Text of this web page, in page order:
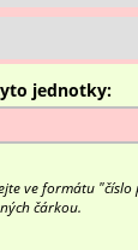
jednotky:
ve formátu
čárkou.